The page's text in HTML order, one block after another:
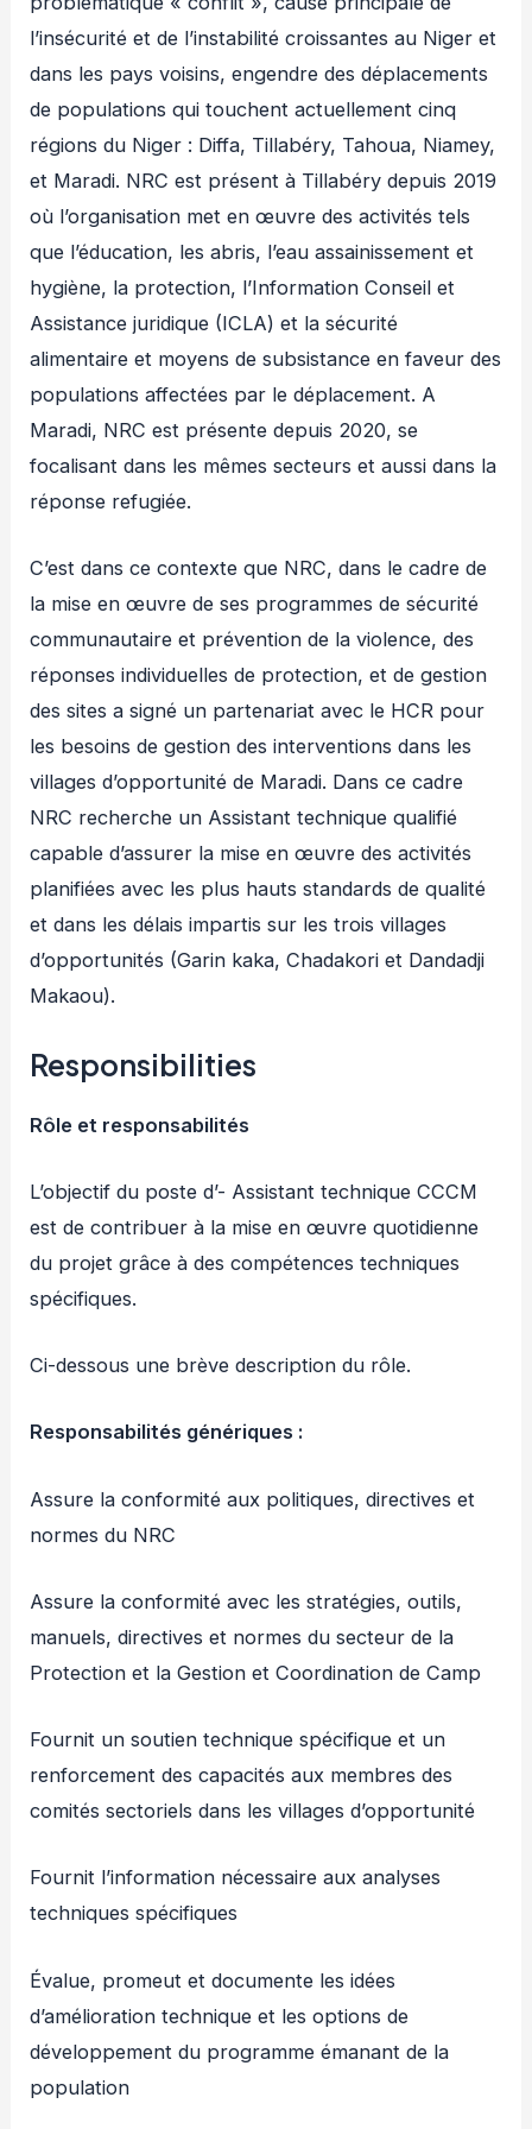
l’insécurité et de l’instabilité croissantes au Niger et
dans les pays voisins, engendre des déplacements
de populations qui touchent actuellement cinq
régions du Niger : Diffa, Tillabéry, Tahoua, Niamey,
et Maradi. NRC est présent à Tillabéry depuis 2019
où l’organisation met en œuvre des activités tels
que l’éducation, les abris, l’eau assainissement et
hygiène, la protection, l’Information Conseil et
Assistance juridique (ICLA) et la sécurité
alimentaire et moyens de subsistance en faveur des
populations affectées par le déplacement. A
Maradi, NRC est présente depuis 2020, se
focalisant dans les mêmes secteurs et aussi dans la
réponse refugiée.
C’est dans ce contexte que NRC, dans le cadre de
la mise en œuvre de ses programmes de sécurité
communautaire et prévention de la violence, des
réponses individuelles de protection, et de gestion
des sites a signé un partenariat avec le HCR pour
les besoins de gestion des interventions dans les
villages d’opportunité de Maradi. Dans ce cadre
NRC recherche un Assistant technique qualifié
capable d’assurer la mise en œuvre des activités
planifiées avec les plus hauts standards de qualité
et dans les délais impartis sur les trois villages
d’opportunités (Garin kaka, Chadakori et Dandadji
Makaou).
Responsibilities
Rôle et responsabilités
L’objectif du poste d’- Assistant technique CCCM
est de contribuer à la mise en œuvre quotidienne
du projet grâce à des compétences techniques
spécifiques.
Ci-dessous une brève description du rôle.
Responsabilités génériques :
Assure la conformité aux politiques, directives et
normes du NRC
Assure la conformité avec les stratégies, outils,
manuels, directives et normes du secteur de la
Protection et la Gestion et Coordination de Camp
Fournit un soutien technique spécifique et un
renforcement des capacités aux membres des
comités sectoriels dans les villages d’opportunité
Fournit l’information nécessaire aux analyses
techniques spécifiques
Évalue, promeut et documente les idées
d’amélioration technique et les options de
développement du programme émanant de la
population